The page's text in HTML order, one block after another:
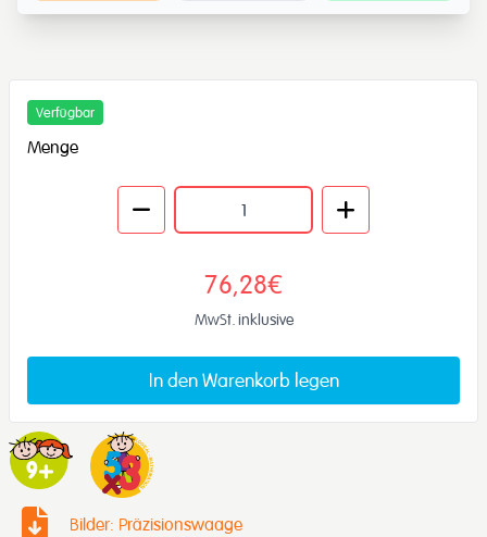
Verfügbar
Menge
76,28€
MwSt. inklusive
In den Warenkorb legen
Bilder: Präzisionswaage